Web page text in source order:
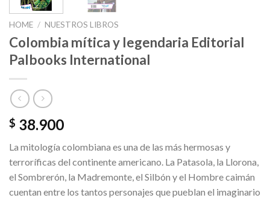
HOME / NUESTROS LIBROS
Colombia mítica y legendaria Editorial
Palbooks International
$ 38.900
La mitología colombiana es una de las más hermosas y
terroríficas del continente americano. La Patasola, la Llorona,
el Sombrerón, la Madremonte, el Silbón y el Hombre caimán
cuentan entre los tantos personajes que pueblan el imaginario